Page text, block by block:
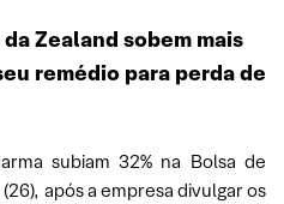
Zealand sobem mais
remédio para perda de
subiam 32% na Bolsa de
após a empresa divulgar os